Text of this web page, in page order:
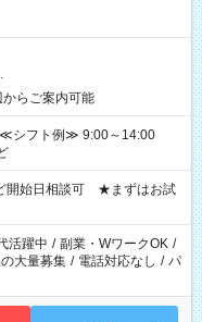
らご案内可能
開始日相談可 ★まずはお試
活躍中 / 副業・WワークOK /
大量募集 / 電話対応なし / パ